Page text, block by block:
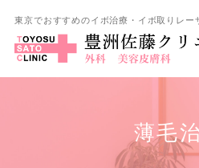
東京でおすすめのイボ治療・イボ取りレー
薄毛